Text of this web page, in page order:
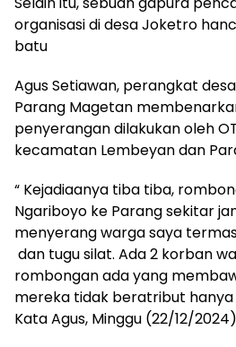
organisasi di desa Joketro
batu
Agus Setiawan, perangkat
Parang Magetan
penyerangan dilakukan oleh
kecamatan Lembeyan dan
“ Kejadiaanya tiba tiba,
Ngariboyo ke Parang sekitar
menyerang warga saya
dan tugu silat. Ada 2 korban
rombongan ada yang
mereka tidak beratribut hanya
Kata Agus, Minggu (22/12/2024)